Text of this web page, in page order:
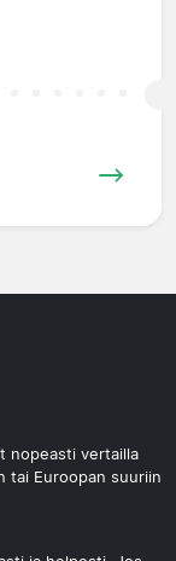
nopeasti vertailla
tai Euroopan suuriin